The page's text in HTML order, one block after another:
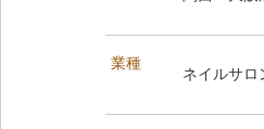
業種
ネイルサロ